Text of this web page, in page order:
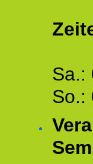
Sa.:
So.: